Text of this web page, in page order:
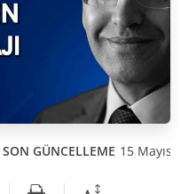
SON GÜNCELLEME 15 Mayıs